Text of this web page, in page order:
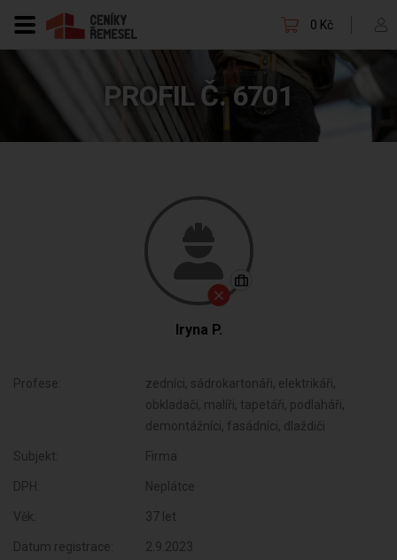
0 Kč
PROFIL Č. 6701
Iryna P.
Profese:
zedníci, sádrokartonáři, elektrikáři,
obkladači, malíři, tapetáři, podlaháři,
demontážníci, fasádníci, dlaždiči
Subjekt: Firma
DPH: Neplátce
Věk: 37 let
Datum registrace: 2.9.2023